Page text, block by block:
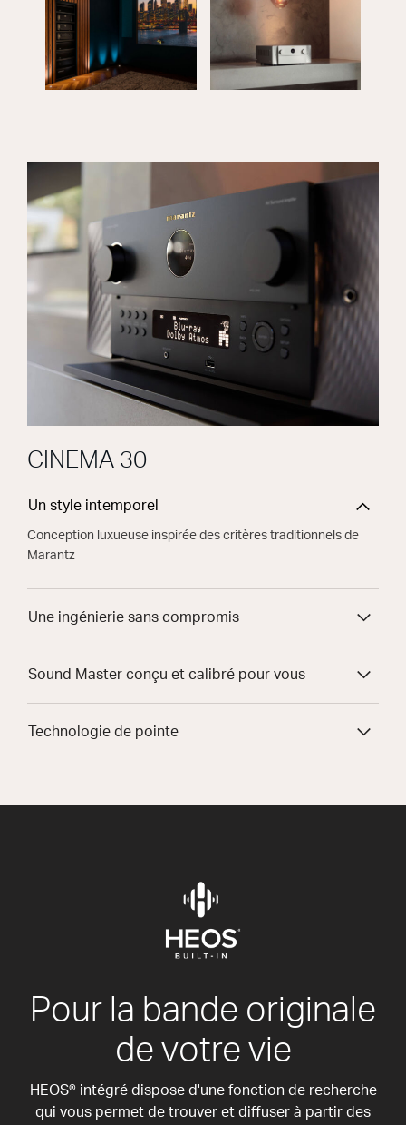
CINEMA 30
Un style intemporel
Conception luxueuse inspirée des critères traditionnels de
Marantz
Une ingénierie sans compromis
Sound Master conçu et calibré pour vous
Technologie de pointe
Pour la bande originale
de votre vie
HEOS® intégré dispose d'une fonction de recherche
qui vous permet de trouver et diffuser à partir des